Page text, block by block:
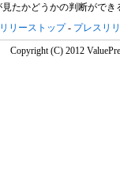
見たかどうかの判断がで
リーストップ- プレスリ
Copyright (C) 2012